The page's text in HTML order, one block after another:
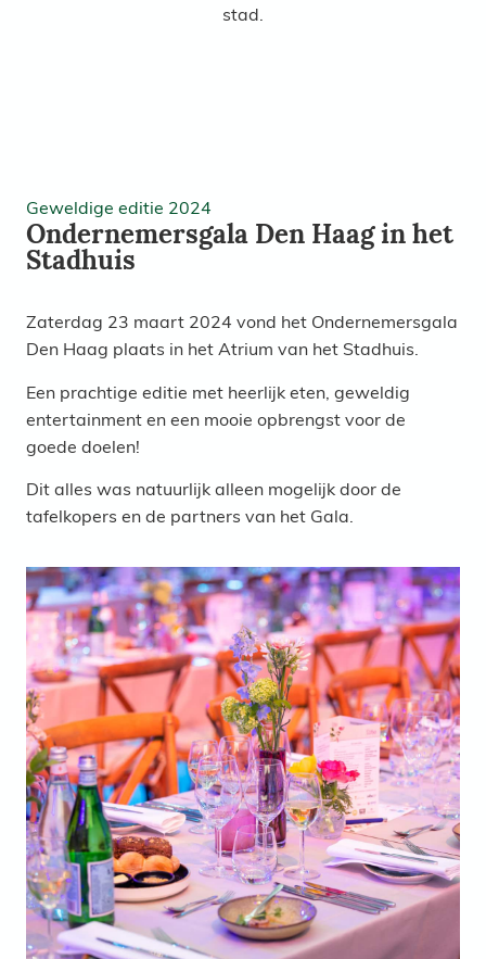
stad.
Geweldige editie 2024
Ondernemersgala Den Haag in het
Stadhuis
Zaterdag 23 maart 2024 vond het Ondernemersgala
Den Haag plaats in het Atrium van het Stadhuis.
Een prachtige editie met heerlijk eten, geweldig
entertainment en een mooie opbrengst voor de
goede doelen!
Dit alles was natuurlijk alleen mogelijk door de
tafelkopers en de partners van het Gala.